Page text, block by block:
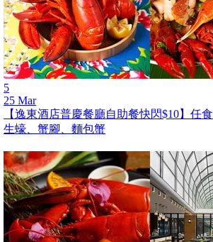
5
25 Mar
【逸東酒店普慶餐廳自助餐快閃$10】任食
生蠔、蟹腳、麵包蟹